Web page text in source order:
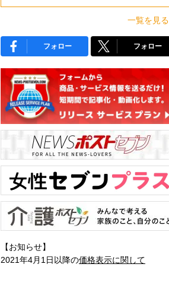
一覧を見る
フォロー フォロー
【お知らせ】
2021年4月1日以降の価格表示に関して